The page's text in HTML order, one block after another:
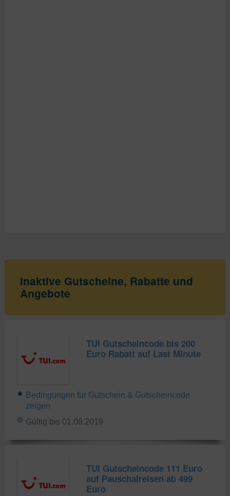
Inaktive Gutscheine, Rabatte und
Angebote
TUI Gutscheincode bis 200
Euro Rabatt auf Last Minute
Bedingungen für Gutschein & Gutscheincode
zeigen
Gültig bis 01.08.2019
TUI Gutscheincode 111 Euro
auf Pauschalreisen ab 499
Euro